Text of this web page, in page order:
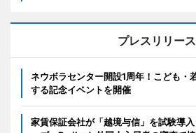
プレスリリース
ネウボラセンター開設1周年！こども・
する記念イベントを開催
家賃保証会社が「越境与信」を試験導